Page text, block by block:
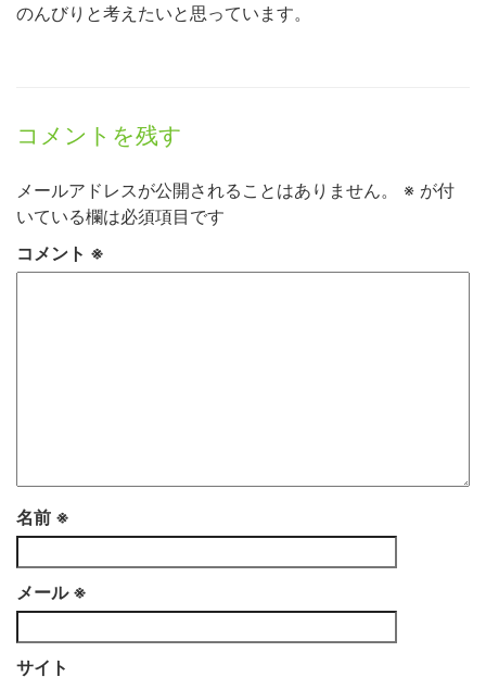
のんびりと考えたいと思っています。
コメントを残す
メールアドレスが公開されることはありません。 ※ が付
いている欄は必須項目です
コメント ※
名前 ※
メール ※
サイト